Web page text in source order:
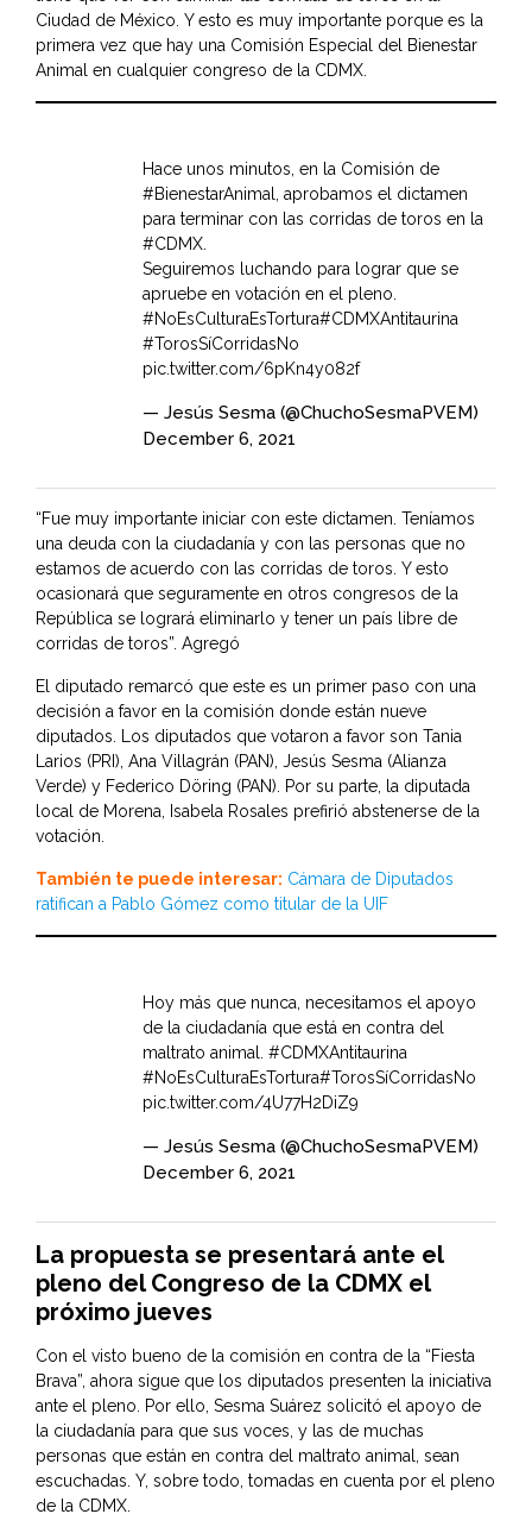
Ciudad de México. Y esto es muy importante porque es la
primera vez que hay una Comisión Especial del Bienestar
Animal en cualquier congreso de la CDMX.
Hace unos minutos, en la Comisión de
#BienestarAnimal, aprobamos el dictamen
para terminar con las corridas de toros en la
#CDMX.
Seguiremos luchando para lograr que se
apruebe en votación en el pleno.
#NoEsCulturaEsTortura#CDMXAntitaurina
#TorosSíCorridasNo
pic.twitter.com/6pKn4y082f
— Jesús Sesma (@ChuchoSesmaPVEM)
December 6, 2021
“Fue muy importante iniciar con este dictamen. Teníamos
una deuda con la ciudadanía y con las personas que no
estamos de acuerdo con las corridas de toros. Y esto
ocasionará que seguramente en otros congresos de la
República se logrará eliminarlo y tener un país libre de
corridas de toros”. Agregó
El diputado remarcó que este es un primer paso con una
decisión a favor en la comisión donde están nueve
diputados. Los diputados que votaron a favor son Tania
Larios (PRI), Ana Villagrán (PAN), Jesús Sesma (Alianza
Verde) y Federico Döring (PAN). Por su parte, la diputada
local de Morena, Isabela Rosales prefirió abstenerse de la
votación.
También te puede interesar: Cámara de Diputados
ratifican a Pablo Gómez como titular de la UIF
Hoy más que nunca, necesitamos el apoyo
de la ciudadanía que está en contra del
maltrato animal. #CDMXAntitaurina
#NoEsCulturaEsTortura#TorosSíCorridasNo
pic.twitter.com/4U77H2DiZ9
— Jesús Sesma (@ChuchoSesmaPVEM)
December 6, 2021
La propuesta se presentará ante el
pleno del Congreso de la CDMX el
próximo jueves
Con el visto bueno de la comisión en contra de la “Fiesta
Brava”, ahora sigue que los diputados presenten la iniciativa
ante el pleno. Por ello, Sesma Suárez solicitó el apoyo de
la ciudadanía para que sus voces, y las de muchas
personas que están en contra del maltrato animal, sean
escuchadas. Y, sobre todo, tomadas en cuenta por el pleno
de la CDMX.